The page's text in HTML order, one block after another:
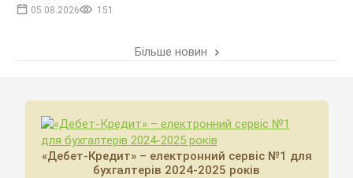
05.08.2026 151
Більше новин
«Дебет-Кредит» – електронний сервіс №1 для
бухгалтерів 2024-2025 років